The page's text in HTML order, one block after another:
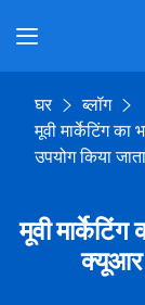
घर
ब्लॉग
मूवी मार्केटिंग
उपयोग किया
मूवी
क्यूआर